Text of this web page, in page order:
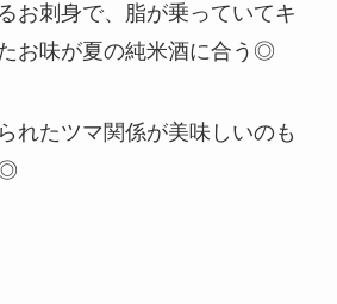
お刺身で、脂が乗っていてキ
お味が夏の純米酒に合う◎
れたツマ関係が美味しいのも
◎